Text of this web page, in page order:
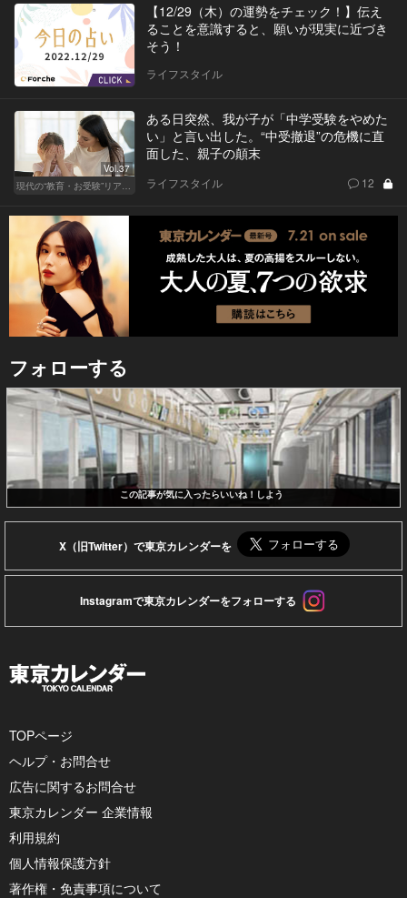
【12/29（木）の運勢をチェック！】伝え
ることを意識すると、願いが現実に近づき
そう！
ライフスタイル
Vol.37
ある日突然、我が子が「中学受験をやめた
い」と言い出した。“中受撤退”の危機に直
面した、親子の顛末
ライフスタイル 12
フォローする
この記事が気に入ったらいいね！しよう
X（旧Twitter）で東京カレンダーを
Instagramで東京カレンダーをフォローする
TOPページ
ヘルプ・お問合せ
広告に関するお問合せ
東京カレンダー 企業情報
利用規約
個人情報保護方針
著作権・免責事項について